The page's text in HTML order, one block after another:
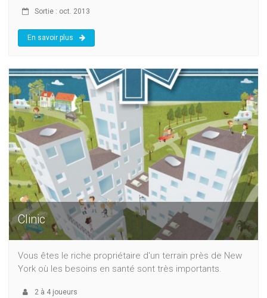
Sortie : oct. 2013
En savoir plus
Clinic
Vous êtes le riche propriétaire d'un terrain près de New
York où les besoins en santé sont très importants.
2 à 4 joueurs